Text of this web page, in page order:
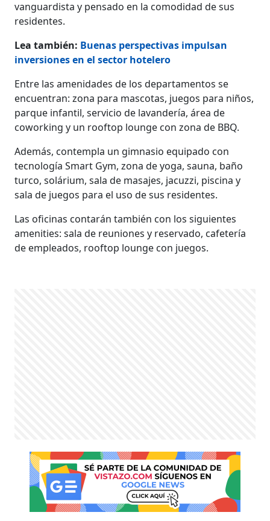
vanguardista y pensado en la comodidad de sus
residentes.
Lea también: Buenas perspectivas impulsan
inversiones en el sector hotelero
Entre las amenidades de los departamentos se
encuentran: zona para mascotas, juegos para niños,
parque infantil, servicio de lavandería, área de
coworking y un rooftop lounge con zona de BBQ.
Además, contempla un gimnasio equipado con
tecnología Smart Gym, zona de yoga, sauna, baño
turco, solárium, sala de masajes, jacuzzi, piscina y
sala de juegos para el uso de sus residentes.
Las oficinas contarán también con los siguientes
amenities: sala de reuniones y reservado, cafetería
de empleados, rooftop lounge con juegos.